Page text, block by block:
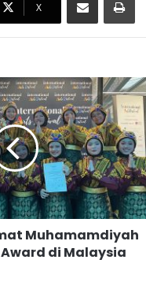
X
Muhamamdiyah
di Malaysia